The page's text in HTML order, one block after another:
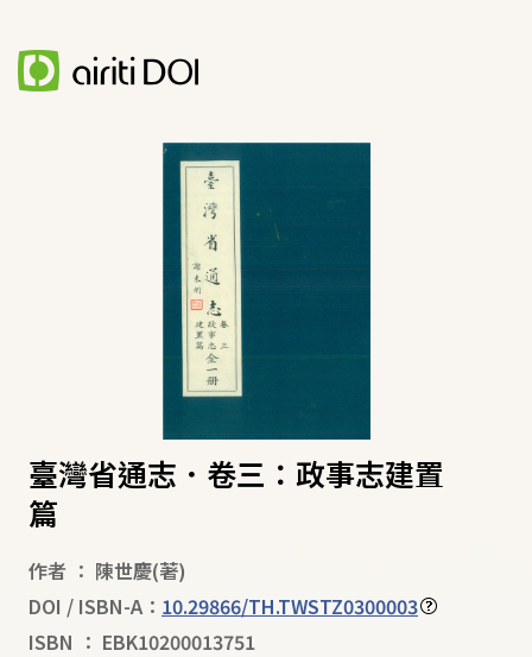
臺灣省通志．卷三：政事志建置
篇
作者 ： 陳世慶(著)
DOI / ISBN-A： 10.29866/TH.TWSTZ0300003
ISBN ： EBK10200013751